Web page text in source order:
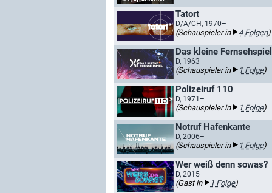
Tatort
D/A/CH, 1970–
(Schauspieler in 4 Folgen)
Das kleine Fernsehspiel
D, 1963–
(Schauspieler in 1 Folge)
Polizeiruf 110
D, 1971–
(Schauspieler in 1 Folge)
Notruf Hafenkante
D, 2006–
(Schauspieler in 1 Folge)
Wer weiß denn sowas?
D, 2015–
(Gast in 1 Folge)